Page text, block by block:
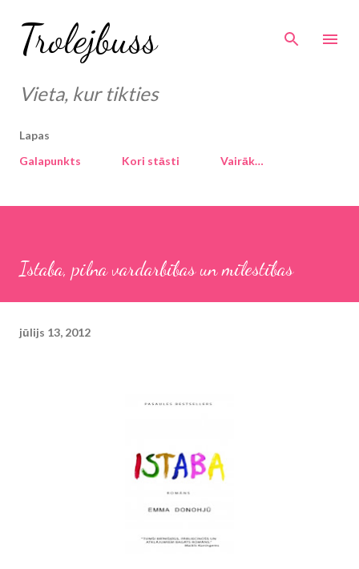
Trolejbuss
Vieta, kur tikties
Lapas
Galapunkts
Kori stāsti Vairāk…
Istaba, pilna vardarbības un mīlestības
jūlijs 13, 2012